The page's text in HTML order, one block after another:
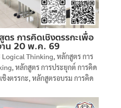
ร การคิดเชิงตรรกะเพื่อ
าน 20 พ.ค. 69
Thinking, หลักสูตร การ
, หลักสูตร การประยุกต์ การคิด
งตรรกะ, หลักสูตรอบรม การคิด